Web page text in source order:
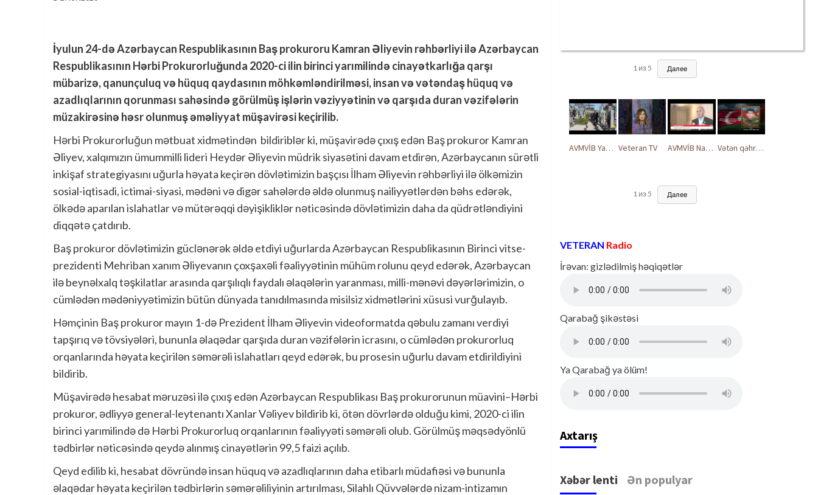
İyulun 24-də Azərbaycan Respublikasının Baş prokuroru Kamran Əliyevin rəhbərliyi ilə Azərbaycan
Respublikasının Hərbi Prokurorluğunda 2020-ci ilin birinci yarımilində cinayətkarlığa qarşı
mübarizə, qanunçuluq və hüquq qaydasının möhkəmləndirilməsi, insan və vətəndaş hüquq və
azadlıqlarının qorunması sahəsində görülmüş işlərin vəziyyətinin və qarşıda duran vəzifələrin
müzakirəsinə həsr olunmuş əməliyyat müşavirəsi keçirilib.
Hərbi Prokurorluğun mətbuat xidmətindən bildiriblər ki, müşavirədə çıxış edən Baş prokuror Kamran
Əliyev, xalqımızın ümummilli lideri Heydər Əliyevin müdrik siyasətini davam etdirən, Azərbaycanın sürətli
inkişaf strategiyasını uğurla həyata keçirən dövlətimizin başçısı İlham Əliyevin rəhbərliyi ilə ölkəmizin
sosial-iqtisadi, ictimai-siyasi, mədəni və digər sahələrdə əldə olunmuş nailiyyətlərdən bəhs edərək,
ölkədə aparılan islahatlar və mütərəqqi dəyişikliklər nəticəsində dövlətimizin daha da qüdrətləndiyini
diqqətə çatdırıb.
Baş prokuror dövlətimizin güclənərək əldə etdiyi uğurlarda Azərbaycan Respublikasının Birinci vitse-
prezidenti Mehriban xanım Əliyevanın çoxşaxəli fəaliyyətinin mühüm rolunu qeyd edərək, Azərbaycan
ilə beynəlxalq təşkilatlar arasında qarşılıqlı faydalı əlaqələrin yaranması, milli-mənəvi dəyərlərimizin, o
cümlədən mədəniyyətimizin bütün dünyada tanıdılmasında misilsiz xidmətlərini xüsusi vurğulayıb.
Həmçinin Baş prokuror mayın 1-də Prezident İlham Əliyevin videoformatda qəbulu zamanı verdiyi
tapşırıq və tövsiyələri, bununla əlaqədar qarşıda duran vəzifələrin icrasını, o cümlədən prokurorluq
orqanlarında həyata keçirilən səmərəli islahatları qeyd edərək, bu prosesin uğurlu davam etdirildiyini
bildirib.
Müşavirədə hesabat məruzəsi ilə çıxış edən Azərbaycan Respublikası Baş prokurorunun müavini–Hərbi
prokuror, ədliyyə general-leytenantı Xanlar Vəliyev bildirib ki, ötən dövrlərdə olduğu kimi, 2020-ci ilin
birinci yarımilində də Hərbi Prokurorluq orqanlarının fəaliyyəti səmərəli olub. Görülmüş məqsədyönlü
tədbirlər nəticəsində qeydə alınmış cinayətlərin 99,5 faizi açılıb.
Qeyd edilib ki, hesabat dövründə insan hüquq və azadlıqlarının daha etibarlı müdafiəsi və bununla
əlaqədar həyata keçirilən tədbirlərin səmərəliliyinin artırılması, Silahlı Qüvvələrdə nizam-intizamın
1 из5 Далее
AVMVİB Yasamal rayon şöbəsinin kollektivi Şəhidlər Xiyabanında Veteran TV AVMVİB Naxçıvan MR təşkilatı şəhidlərimizin xatirəsinə həsr olunmuş tədbir keçirdi Vətən qəhrəmanları ilə ucalır
1 из 5 Далее
VETERAN Radio
İrəvan: gizlədilmiş həqiqətlər
Qarabağ şikəstəsi
Ya Qarabağ ya ölüm!
Axtarış
Xəbər lenti Ən populyar